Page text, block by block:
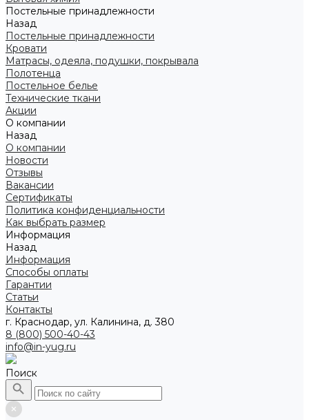
Постельные принадлежности
Назад
Постельные принадлежности
Кровати
Матрасы, одеяла, подушки, покрывала
Полотенца
Постельное белье
Технические ткани
Акции
О компании
Назад
О компании
Новости
Отзывы
Вакансии
Сертификаты
Политика конфиденциальности
Как выбрать размер
Информация
Назад
Информация
Способы оплаты
Гарантии
Статьи
Контакты
г. Краснодар, ул. Калинина, д. 380
8 (800) 500-40-43
info@in-yug.ru
Поиск